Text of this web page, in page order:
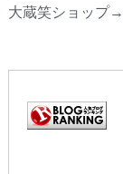
大蔵笑ショップ→